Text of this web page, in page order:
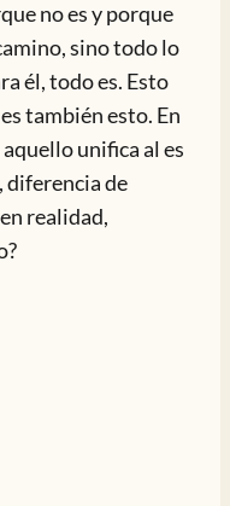
no es y porque
sino todo lo
él, todo es. Esto
también esto. En
aquello unifica al es
diferencia de
realidad,